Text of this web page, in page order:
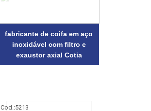
fabricante de coifa em aço
inoxidável com filtro e
exaustor axial Cotia
Cod.:5213